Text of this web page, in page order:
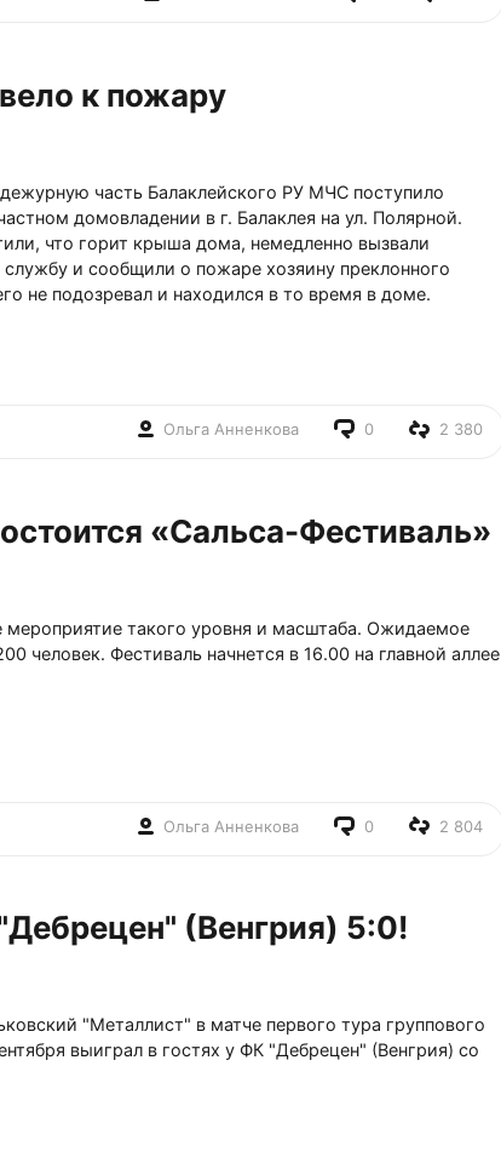
к пожару
часть Балаклейского РУ МЧС поступило
домовладении в г. Балаклея на ул. Полярной.
что горит крыша дома, немедленно вызвали
и сообщили о пожаре хозяину преклонного
не подозревал и находился в то время в доме.
Ольга Анненкова 0 2 380
«Сальса-Фестиваль»
мероприятие такого уровня и масштаба. Ожидаемое
человек. Фестиваль начнется в 16.00 на главной аллее
Ольга Анненкова 0 2 804
(Венгрия) 5:0!
"Металлист" в матче первого тура группового
выиграл в гостях у ФК "Дебрецен" (Венгрия) со